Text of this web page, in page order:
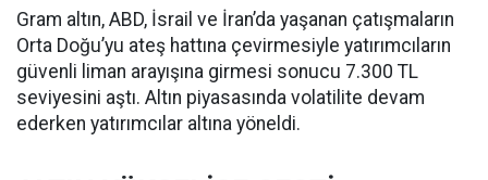
Gram altın, ABD, İsrail ve İran’da yaşanan çatışmaların
Orta Doğu’yu ateş hattına çevirmesiyle yatırımcıların
güvenli liman arayışına girmesi sonucu 7.300 TL
seviyesini aştı. Altın piyasasında volatilite devam
ederken yatırımcılar altına yöneldi.